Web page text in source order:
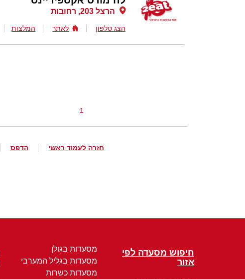
הרצל 203, רחובות
הצג טלפון לאתר המלצות
1
חזרה לעמוד ראשי הדפס
חיפוש מסעדה לפי
אזור
מסעדות בגולן
מסעדות בגליל המערבי
מסעדות כשרות